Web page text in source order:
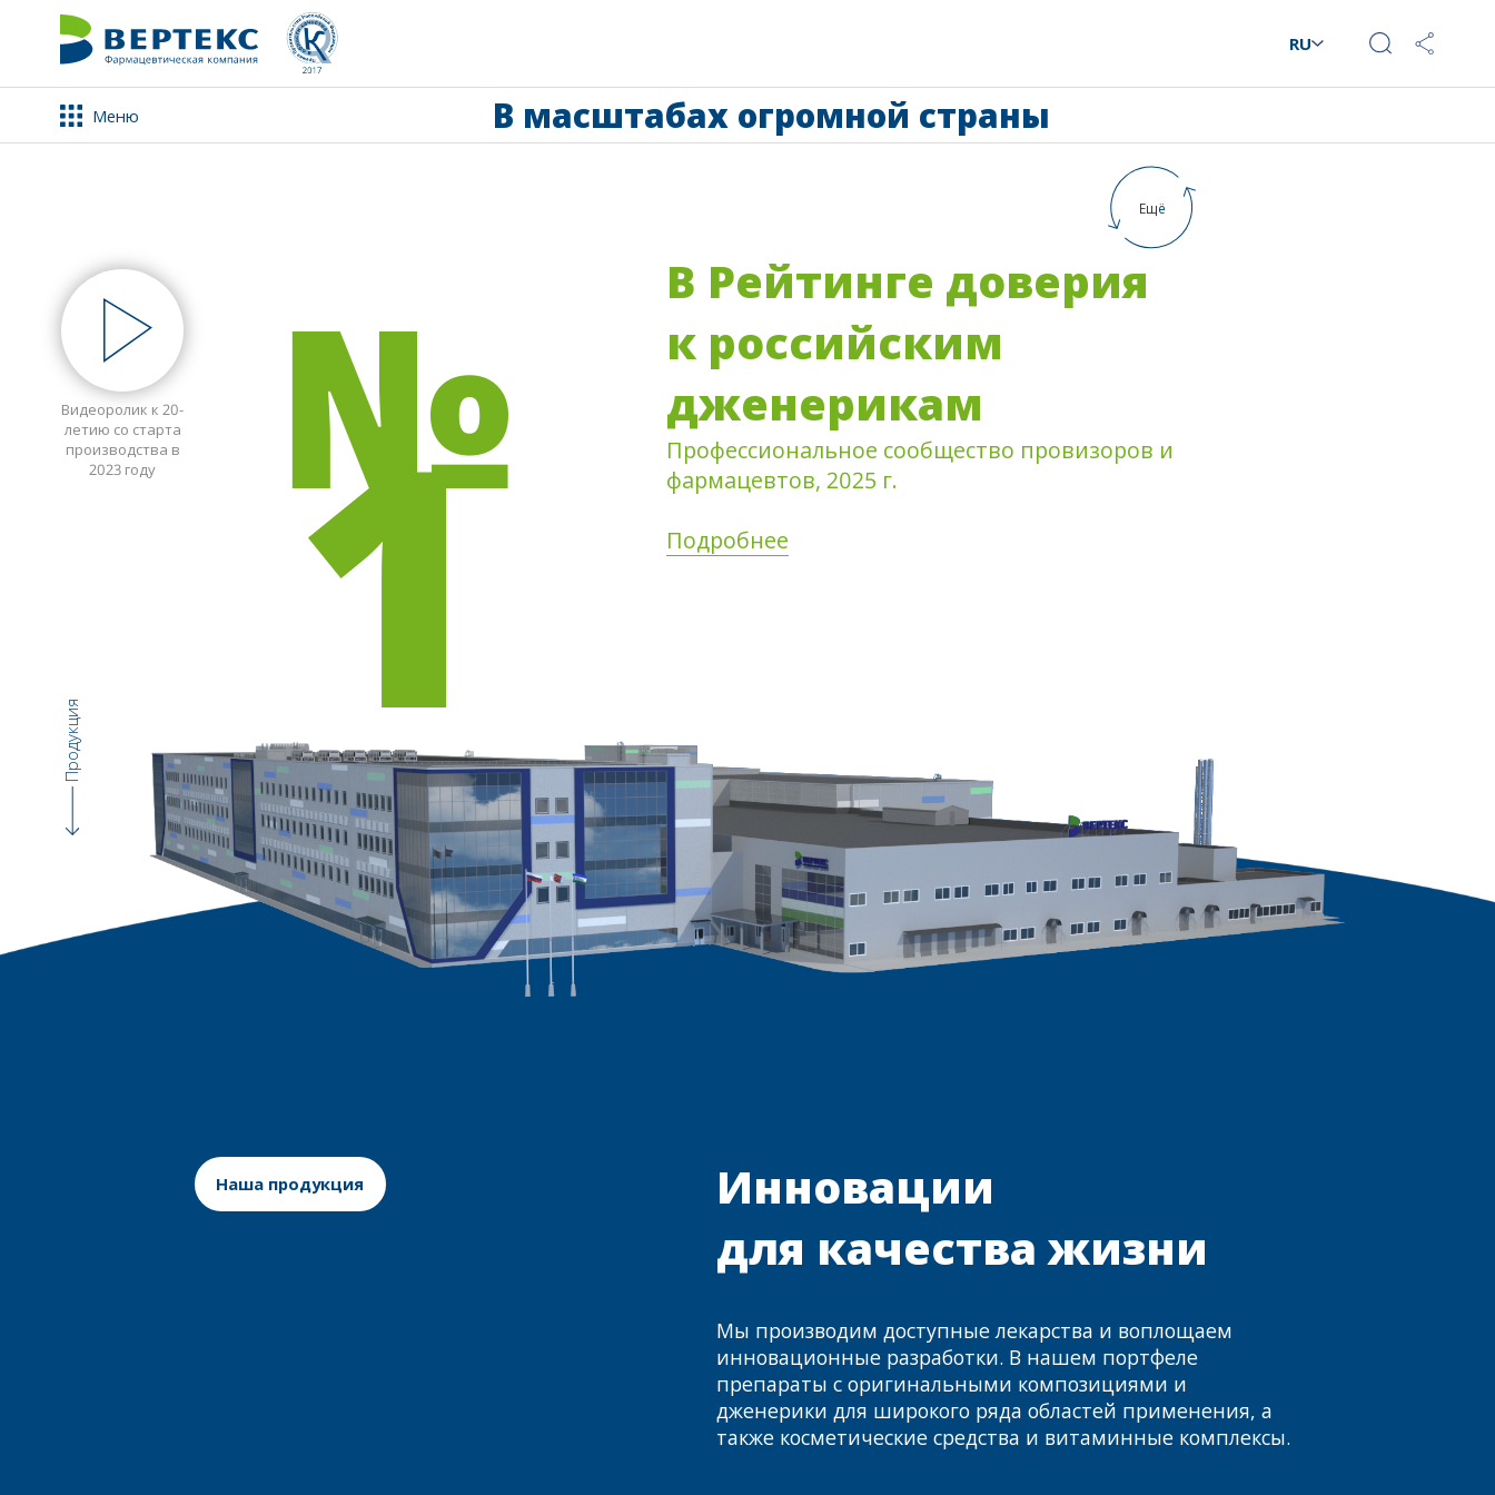
RU
Меню В маcштабах огромной страны
Медиацентр
Обработка персональных данных
Ещё
№
1
В Рейтинге доверия
к российским
дженерикам
Профессиональное сообщество провизоров и
фармацевтов, 2025 г.
Подробнее
Продукция
Видеоролик к 20-
летию со старта
производства в
2023 году
Наша продукция
Инновации
для качества жизни
Мы производим доступные лекарства и воплощаем
инновационные разработки. В нашем портфеле
препараты с оригинальными композициями и
дженерики для широкого ряда областей применения, а
также косметические средства и витаминные комплексы.